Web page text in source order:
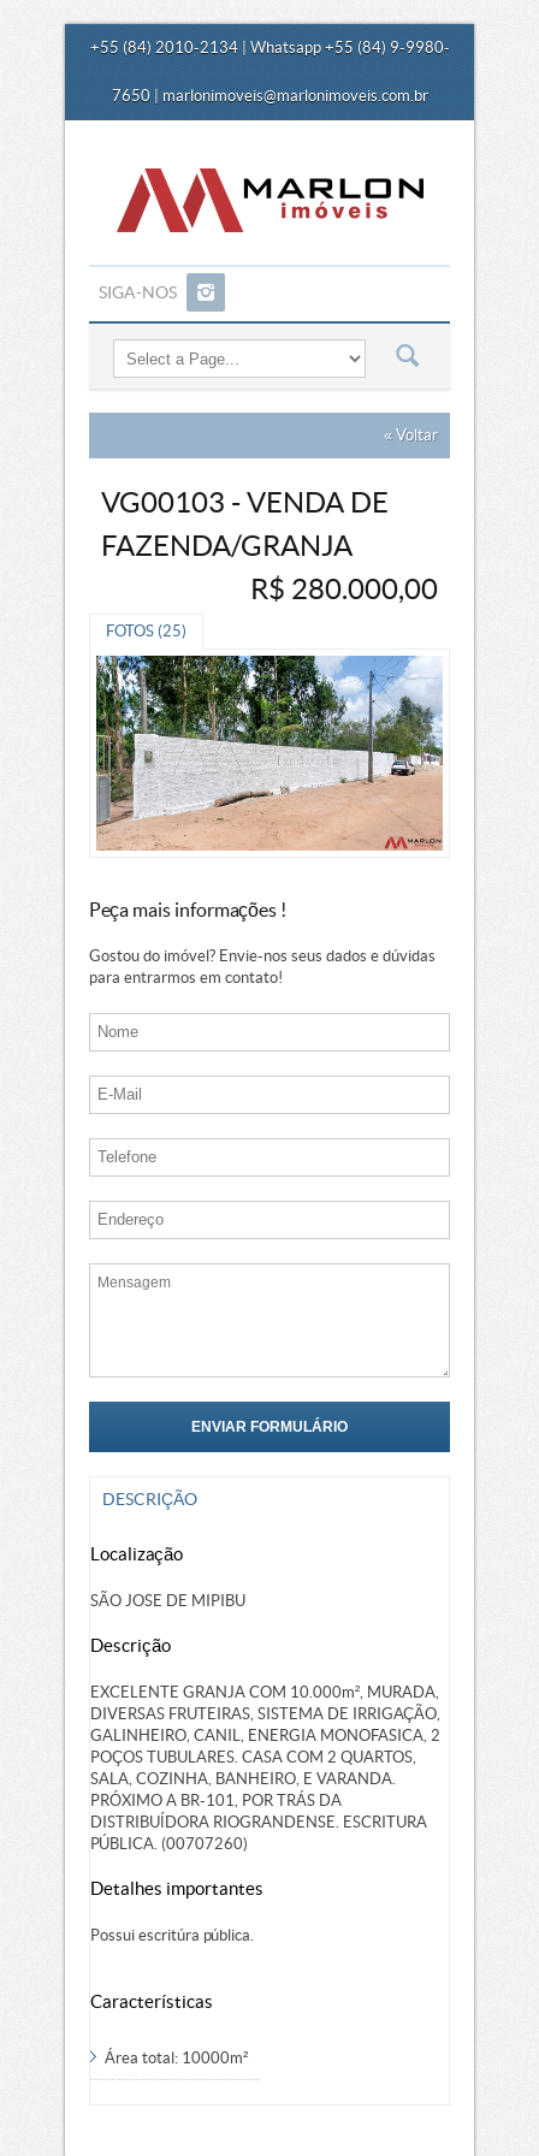
+55 (84) 2010-2134 | Whatsapp +55 (84) 9-9980-
7650 | marlonimoveis@marlonimoveis.com.br
SIGA-NOS
« Voltar
VG00103 - VENDA DE
FAZENDA/GRANJA
R$ 280.000,00
FOTOS (25)
Peça mais informações !
Gostou do imóvel? Envie-nos seus dados e dúvidas
para entrarmos em contato!
DESCRIÇÃO
Localização
SÃO JOSE DE MIPIBU
Descrição
EXCELENTE GRANJA COM 10.000m², MURADA,
DIVERSAS FRUTEIRAS, SISTEMA DE IRRIGAÇÃO,
GALINHEIRO, CANIL, ENERGIA MONOFASICA, 2
POÇOS TUBULARES. CASA COM 2 QUARTOS,
SALA, COZINHA, BANHEIRO, E VARANDA.
PRÓXIMO A BR-101, POR TRÁS DA
DISTRIBUÍDORA RIOGRANDENSE. ESCRITURA
PÚBLICA. (00707260)
Detalhes importantes
Possui escritúra pública.
Características
Área total: 10000m²